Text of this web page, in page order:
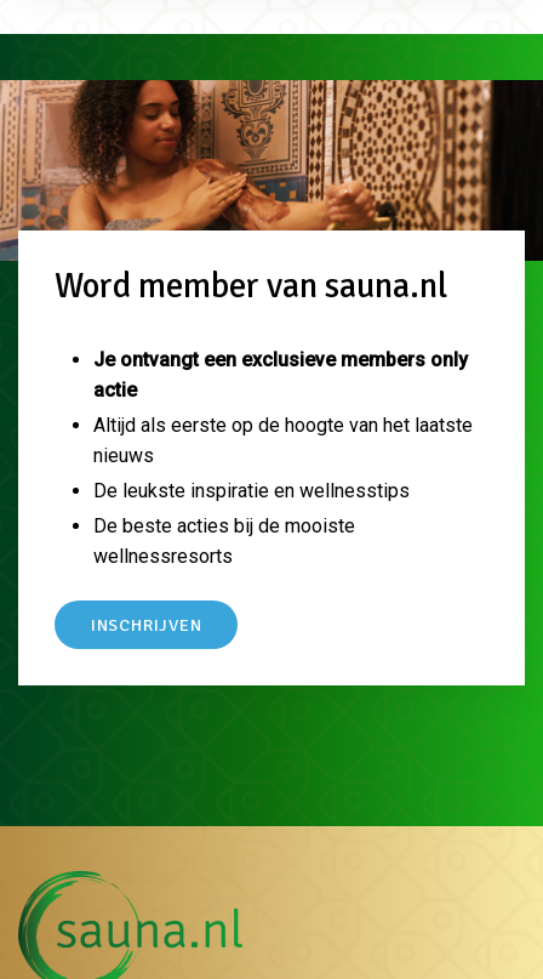
Word member van sauna.nl
Je ontvangt een exclusieve members only
actie
Altijd als eerste op de hoogte van het laatste
nieuws
De leukste inspiratie en wellnesstips
De beste acties bij de mooiste
wellnessresorts
INSCHRIJVEN